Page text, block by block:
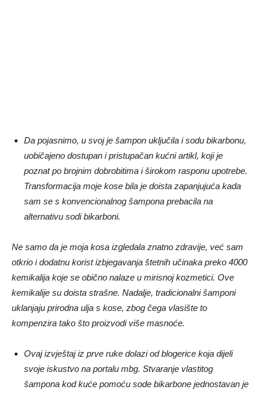
Da pojasnimo, u svoj je šampon uključila i sodu bikarbonu,
uobičajeno dostupan i pristupačan kućni artikl, koji je
poznat po brojnim dobrobitima i širokom rasponu upotrebe.
Transformacija moje kose bila je doista zapanjujuća kada
sam se s konvencionalnog šampona prebacila na
alternativu sodi bikarboni.
Ne samo da je moja kosa izgledala znatno zdravije, već sam
otkrio i dodatnu korist izbjegavanja štetnih učinaka preko 4000
kemikalija koje se obično nalaze u mirisnoj kozmetici. Ove
kemikalije su doista strašne. Nadalje, tradicionalni šamponi
uklanjaju prirodna ulja s kose, zbog čega vlasište to
kompenzira tako što proizvodi više masnoće.
Ovaj izvještaj iz prve ruke dolazi od blogerice koja dijeli
svoje iskustvo na portalu mbg. Stvaranje vlastitog
šampona kod kuće pomoću sode bikarbone jednostavan je